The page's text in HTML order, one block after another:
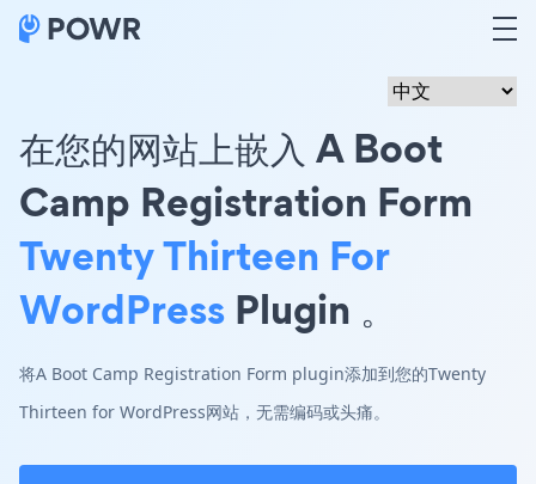
在您的网站上嵌入 A Boot
Camp Registration Form
Twenty Thirteen For
WordPress Plugin 。
将A Boot Camp Registration Form plugin添加到您的Twenty
Thirteen for WordPress网站，无需编码或头痛。